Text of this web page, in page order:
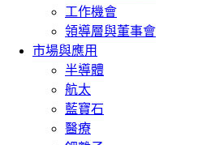
工作機會
領導層與董事會
市場與應用
半導體
航太
藍寶石
醫療